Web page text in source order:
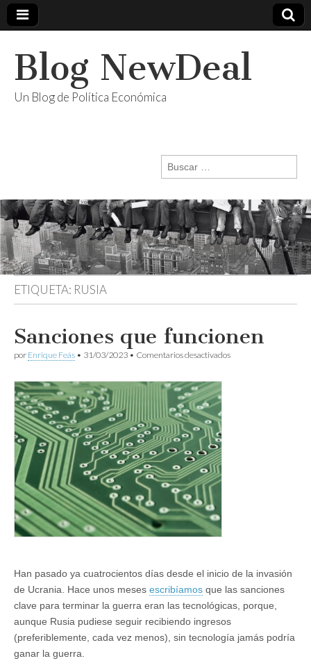
Blog NewDeal
Un Blog de Política Económica
Buscar:
ETIQUETA: RUSIA
Sanciones que funcionen
por Enrique Feás • 31/03/2023 • Comentarios desactivadosen
Han pasado ya cuatrocientos días desde el inicio de la invasión
de Ucrania. Hace unos meses escribíamos que las sanciones
clave para terminar la guerra eran las tecnológicas, porque,
aunque Rusia pudiese seguir recibiendo ingresos
(preferiblemente, cada vez menos), sin tecnología jamás podría
ganar la guerra.